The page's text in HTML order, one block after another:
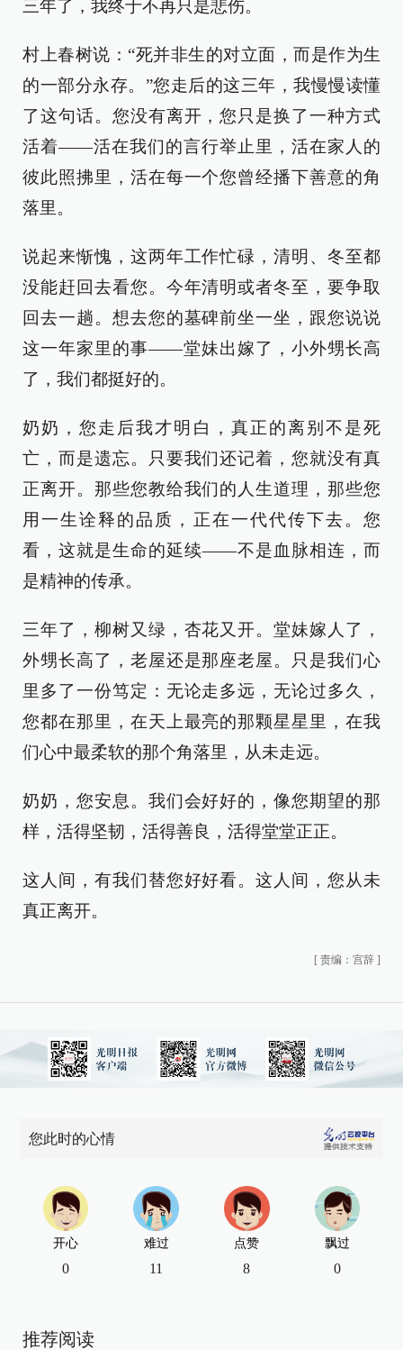
三年了，我终于不再只是悲伤。
村上春树说：“死并非生的对立面，而是作为生
的一部分永存。”您走后的这三年，我慢慢读懂
了这句话。您没有离开，您只是换了一种方式
活着——活在我们的言行举止里，活在家人的
彼此照拂里，活在每一个您曾经播下善意的角
落里。
说起来惭愧，这两年工作忙碌，清明、冬至都
没能赶回去看您。今年清明或者冬至，要争取
回去一趟。想去您的墓碑前坐一坐，跟您说说
这一年家里的事——堂妹出嫁了，小外甥长高
了，我们都挺好的。
奶奶，您走后我才明白，真正的离别不是死
亡，而是遗忘。只要我们还记着，您就没有真
正离开。那些您教给我们的人生道理，那些您
用一生诠释的品质，正在一代代传下去。您
看，这就是生命的延续——不是血脉相连，而
是精神的传承。
三年了，柳树又绿，杏花又开。堂妹嫁人了，
外甥长高了，老屋还是那座老屋。只是我们心
里多了一份笃定：无论走多远，无论过多久，
您都在那里，在天上最亮的那颗星星里，在我
们心中最柔软的那个角落里，从未走远。
奶奶，您安息。我们会好好的，像您期望的那
样，活得坚韧，活得善良，活得堂堂正正。
这人间，有我们替您好好看。这人间，您从未
真正离开。
[ 责编：宫辞 ]
您此时的心情
开心
0
难过
11
点赞
8
飘过
0
推荐阅读